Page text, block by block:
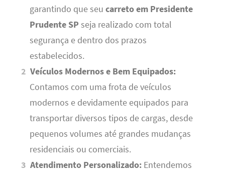
garantindo que seu carreto em Presidente
Prudente SP seja realizado com total
segurança e dentro dos prazos
estabelecidos.
Veículos Modernos e Bem Equipados:
Contamos com uma frota de veículos
modernos e devidamente equipados para
transportar diversos tipos de cargas, desde
pequenos volumes até grandes mudanças
residenciais ou comerciais.
Atendimento Personalizado: Entendemos